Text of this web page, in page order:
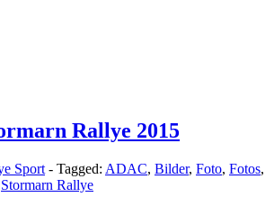
Rallye 2015
Sport - Tagged: ADAC, Bilder, Foto, Fotos,
Stormarn Rallye